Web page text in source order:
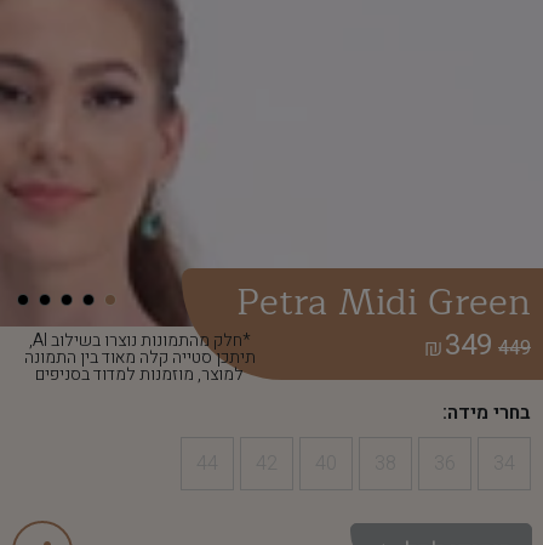
*חלק מהתמונות נוצרו בשילוב AI,
תיתכן סטייה קלה מאוד בין התמונה
למוצר, מוזמנות למדוד בסניפים
Petra Midi Green
449
349
₪
בחרי מידה: